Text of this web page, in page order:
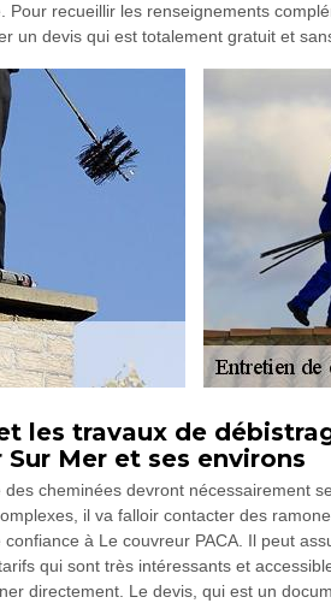
Pour recueillir les renseignements
un devis qui est totalement gratuit et
les travaux de
Mer et ses environs
cheminées devront nécessairement
il va falloir contacter des
à Le couvreur PACA. Il peut
qui sont très intéressants et
directement. Le devis, qui est un